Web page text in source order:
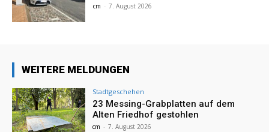
cm - 7. August 2026
WEITERE MELDUNGEN
Stadtgeschehen
23 Messing-Grabplatten auf dem
Alten Friedhof gestohlen
cm - 7. August 2026